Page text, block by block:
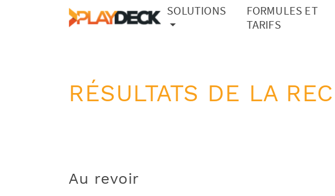
SOLUTIONS
FORMULES ET
TARIFS
RÉSULTATS DE LA
Au revoir